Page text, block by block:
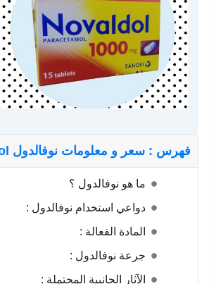
فهرس : سعر و معلومات نوفالدول Novaldol مسكن للألام و خافض للحرارة
ما هو نوفالدول ؟
دواعي استخدام نوفالدول :
المادة الفعالة :
جرعة نوفالدول :
الآثار الجانبية المحتملة :